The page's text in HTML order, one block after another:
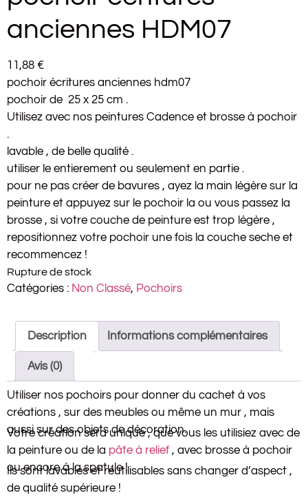
anciennes HDM07
11,88 €
pochoir écritures anciennes hdm07
pochoir de 25 x 25 cm .
Utilisez avec nos peintures Cadence et brosse à pochoir
.
lavable , de belle qualité .
utiliser le entierement ou seulement en partie .
pour ne pas créer de bavures , ayez la main légère sur la
peinture et appuyez sur le pochoir la ou vous passez la
brosse , si votre couche de peinture est trop légère ,
repositionnez votre pochoir une fois la couche seche et
recommencez !
Rupture de stock
Catégories : Non Classé, Pochoirs
Description Informations complémentaires
Avis (0)
Utiliser nos pochoirs pour donner du cachet à vos
créations , sur des meubles ou même un mur , mais
aussi sur des objets de décoration.
Votre création sera unique , que vous les utilisiez avec de
la peinture ou de la pâte à relief , avec brosse à pochoir
ou encore à la spatule !
Ils sont lavables et réutilisables sans changer d’aspect ,
de qualité supérieure !